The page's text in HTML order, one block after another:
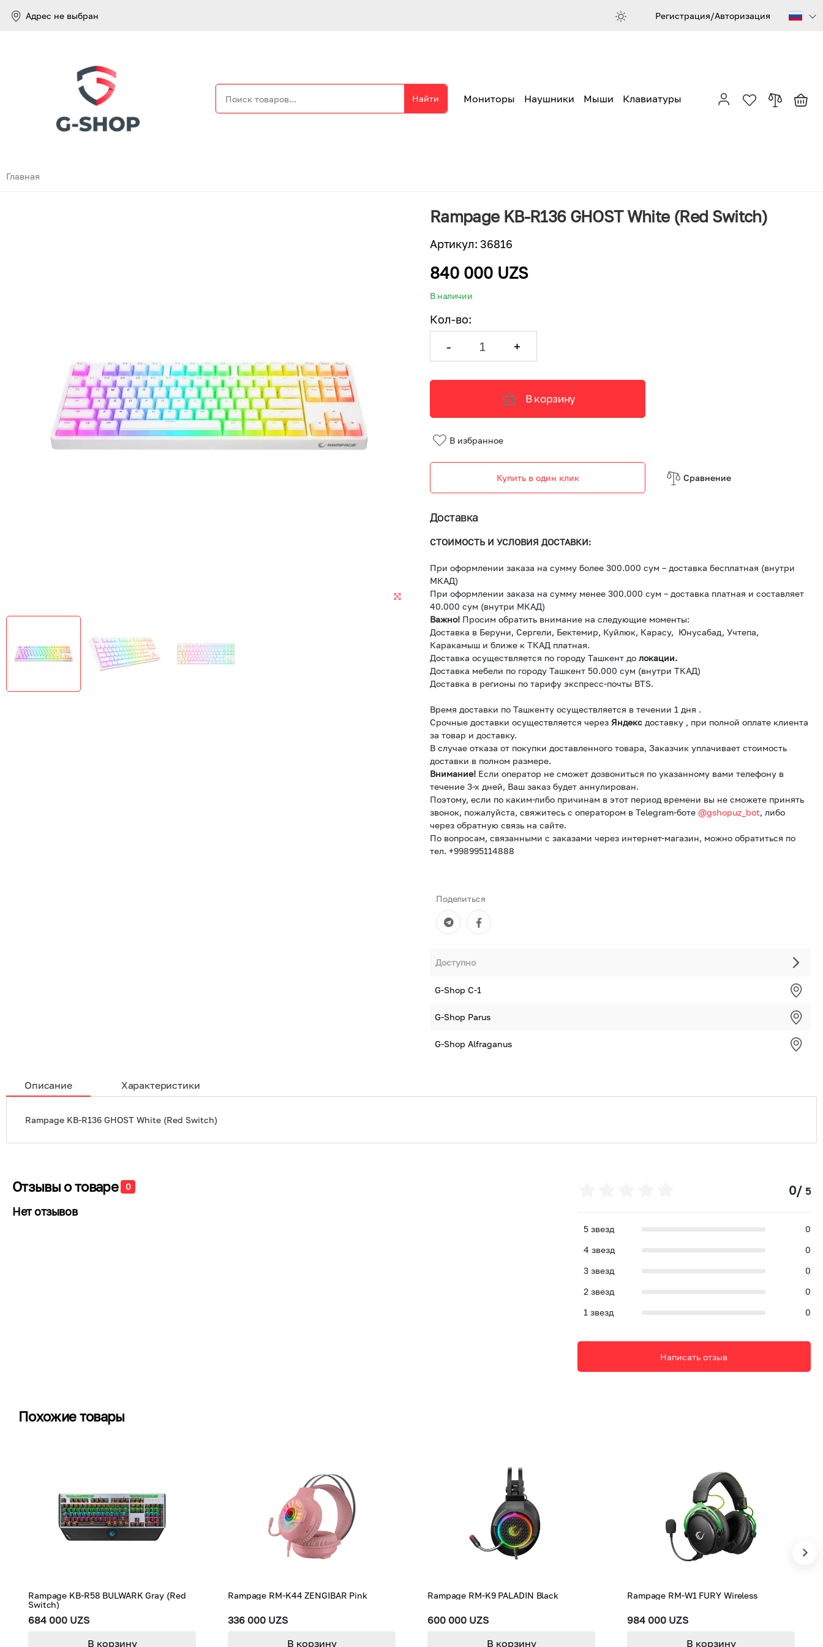
Адрес не выбран Регистрация/Авторизация
Найти Найти Мониторы Наушники Мыши Клавиатуры
Главная
Rampage KB-R136 GHOST White (Red Switch)
Артикул:36816
840 000 UZS
В наличии
Кол-во:
- +
В корзину
В избранное
Купить в один клик Cравнение
Доставка
СТОИМОСТЬ И УСЛОВИЯ ДОСТАВКИ:
При оформлении заказа на сумму более 300.000 сум – доставка бесплатная (внутри
МКАД)
При оформлении заказа на сумму менее 300.000 сум – доставка платная и составляет
40.000 сум (внутри МКАД)
Важно! Просим обратить внимание на следующие моменты:
Доставка в Беруни, Сергели, Бектемир, Куйлюк, Карасу, Юнусабад, Учтепа,
Каракамыш и ближе к ТКАД платная.
Доставка осуществляется по городу Ташкент до локации.
Доставка мебели по городу Ташкент 50.000 сум (внутри ТКАД)
Доставка в регионы по тарифу экспресс-почты BTS.
Время доставки по Ташкенту осуществляется в течении 1 дня .
Срочные доставки осуществляется через Яндекс доставку , при полной оплате клиента
за товар и доставку.
В случае отказа от покупки доставленного товара, Заказчик уплачивает стоимость
доставки в полном размере.
Внимание! Если оператор не сможет дозвониться по указанному вами телефону в
течение 3-х дней, Ваш заказ будет аннулирован.
Поэтому, если по каким-либо причинам в этот период времени вы не сможете принять
звонок, пожалуйста, свяжитесь с оператором в Telegram-боте @gshopuz_bot, либо
через обратную связь на сайте.
По вопросам, связанными с заказами через интернет-магазин, можно обратиться по
тел. +998995114888
Поделиться
Доступно
G-Shop С-1
G-Shop Parus
G-Shop Alfraganus
Описание Характеристики
Rampage KB-R136 GHOST White (Red Switch)
Отзывы о товаре 0
Нет отзывов
0/ 5
5звезд
0
4 звезд
0
3звезд
0
2звезд
0
1 звезд 0
Написать отзыв
Похожие товары
684 000 UZS
Rampage KB-R58 BULWARK Gray (Red
Switch)
В корзину
336 000 UZS
Rampage RM-K44 ZENGIBAR Pink
В корзину
600 000 UZS
Rampage RM-K9 PALADIN Black
В корзину
984 000 UZS
Rampage RM-W1 FURY Wireless
В корзину